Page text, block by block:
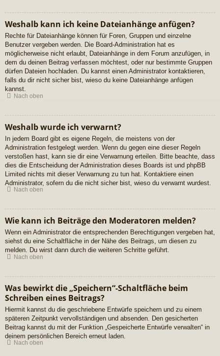
Weshalb kann ich keine Dateianhänge anfügen?
Rechte für Dateianhänge können für Foren, Gruppen und einzelne
Benutzer vergeben werden. Die Board-Administration hat es
möglicherweise nicht erlaubt, Dateianhänge in dem Forum anzufügen, in
dem du deinen Beitrag verfassen möchtest, oder nur bestimmte Gruppen
dürfen Dateien hochladen. Du kannst einen Administrator kontaktieren,
falls du dir nicht sicher bist, wieso du keine Dateianhänge anfügen
kannst.
Nach oben
Weshalb wurde ich verwarnt?
In jedem Board gibt es eigene Regeln, die meistens von der
Administration festgelegt werden. Wenn du gegen eine dieser Regeln
verstoßen hast, kann sie dir eine Verwarnung erteilen. Bitte beachte, dass
dies die Entscheidung der Administration dieses Boards ist und phpBB
Limited nichts mit dieser Verwarnung zu tun hat. Kontaktiere einen
Administrator, sofern du die nicht sicher bist, wieso du verwarnt wurdest.
Nach oben
Wie kann ich Beiträge den Moderatoren melden?
Wenn ein Administrator die entsprechenden Berechtigungen vergeben hat,
siehst du eine Schaltfläche in der Nähe des Beitrags, um diesen zu
melden. Du wirst dann durch die weiteren Schritte geführt.
Nach oben
Was bewirkt die „Speichern“-Schaltfläche beim
Schreiben eines Beitrags?
Hiermit kannst du die geschriebene Entwürfe speichern und zu einem
späteren Zeitpunkt vervollständigen und absenden. Den gesicherten
Beitrag kannst du mit der Funktion „Gespeicherte Entwürfe verwalten“ in
deinem persönlichen Bereich erneut laden.
Nach oben